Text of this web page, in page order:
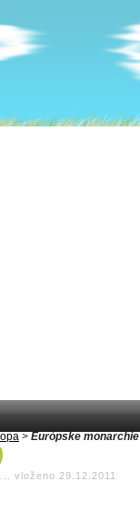
> Európske monarchie
vloženo 29.12.2011